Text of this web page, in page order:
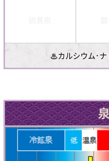
♨カルシウム･ナ